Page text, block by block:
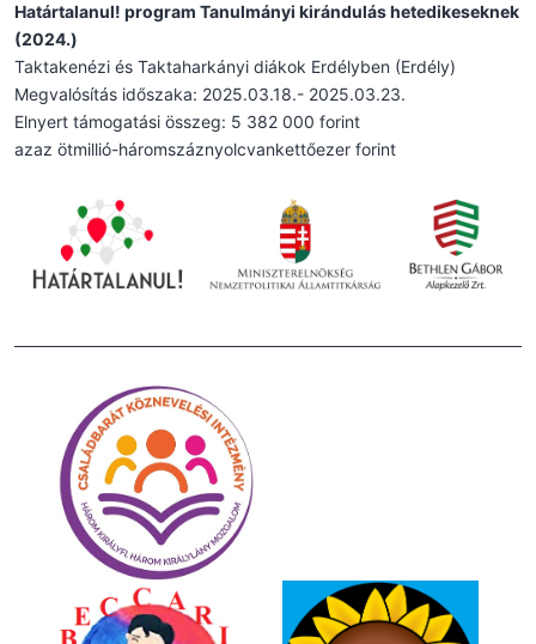
Határtalanul! program Tanulmányi kirándulás hetedikeseknek
(2024.)
Taktakenézi és Taktaharkányi diákok Erdélyben (Erdély)
Megvalósítás időszaka: 2025.03.18.- 2025.03.23.
Elnyert támogatási összeg: 5 382 000 forint
azaz ötmillió-háromszáznyolcvankettőezer forint